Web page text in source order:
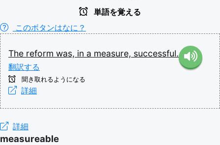
単語を覚える
このボタンはなに？
The reform was, in a measure, successful.
翻訳する
聞き取れるようになる
詳細
詳細
measureable